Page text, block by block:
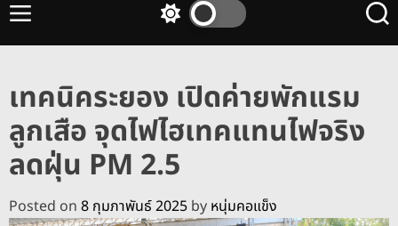
า
ว
M
c
h
c
o
l
o
r
m
S
เทคนิคระยอง เปิดค่ายพักแรม
ลูกเสือ จุดไฟไฮเทคแทนไฟจริง
ลดฝุ่น PM 2.5
Posted on 8 กุมภาพันธ์ 2025 by หนุ่มคอแข็ง